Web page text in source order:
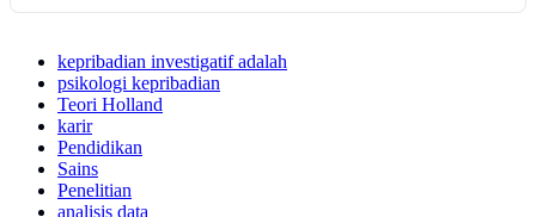
kepribadian investigatif adalah
psikologi kepribadian
Teori Holland
karir
Pendidikan
Sains
Penelitian
analisis data